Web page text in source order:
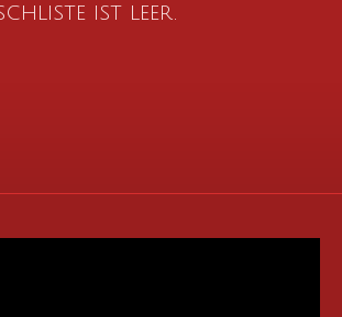
ist leer.